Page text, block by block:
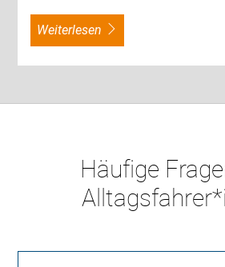
weiterlesen
Häufige